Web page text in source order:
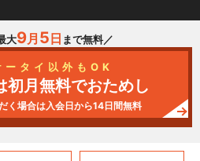
大9月 5 日 まで無料／
ータイ以外もOK
初月無料でおためし
く場合は入会日から14日間無料